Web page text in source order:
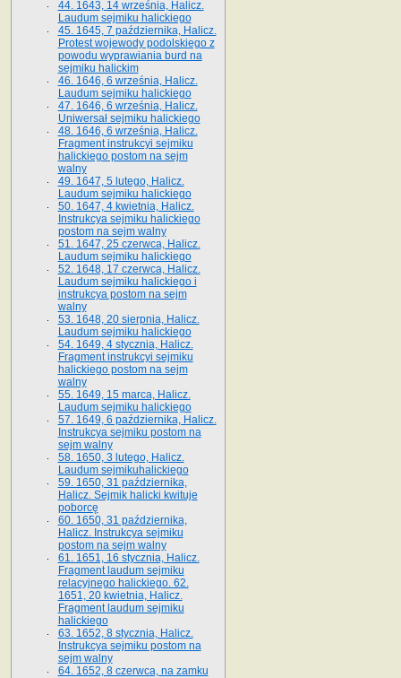
44. 1643, 14 września, Halicz.
Laudum sejmiku halickiego
45. 1645, 7 października, Halicz.
Protest wojewody podolskiego z
powodu wyprawiania burd na
sejmiku halickim
46. 1646, 6 września, Halicz.
Laudum sejmiku halickiego
47. 1646, 6 września, Halicz.
Uniwersał sejmiku halickiego
48. 1646, 6 września, Halicz.
Fragment instrukcyi sejmiku
halickiego postom na sejm
walny
49. 1647, 5 lutego, Halicz.
Laudum sejmiku halickiego
50. 1647, 4 kwietnia, Halicz.
Instrukcya sejmiku halickiego
postom na sejm walny
51. 1647, 25 czerwca, Halicz.
Laudum sejmiku halickiego
52. 1648, 17 czerwca, Halicz.
Laudum sejmiku halickiego i
instrukcya postom na sejm
walny
53. 1648, 20 sierpnia, Halicz.
Laudum sejmiku halickiego
54. 1649, 4 stycznia, Halicz.
Fragment instrukcyi sejmiku
halickiego postom na sejm
walny
55. 1649, 15 marca, Halicz.
Laudum sejmiku halickiego
57. 1649, 6 października, Halicz.
Instrukcya sejmiku postom na
sejm walny
58. 1650, 3 lutego, Halicz.
Laudum sejmikuhalickiego
59. 1650, 31 października,
Halicz. Sejmik halicki kwituje
poborcę
60. 1650, 31 października,
Halicz. Instrukcya sejmiku
postom na sejm walny
61. 1651, 16 stycznia, Halicz.
Fragment laudum sejmiku
relacyjnego halickiego. 62.
1651, 20 kwietnia, Halicz.
Fragment laudum sejmiku
halickiego
63. 1652, 8 stycznia, Halicz.
Instrukcya sejmiku postom na
sejm walny
64. 1652, 8 czerwca, na zamku